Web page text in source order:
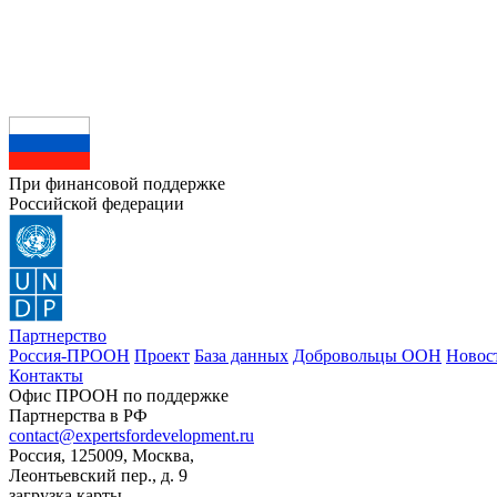
При финансовой поддержке
Российской федерации
Партнерство
Россия-ПРООН Проект База данных Добровольцы ООН
Контакты
Офис ПРООН по поддержке
Партнерства в РФ
contact@expertsfordevelopment.ru
Россия, 125009, Москва,
Леонтьевский пер., д. 9